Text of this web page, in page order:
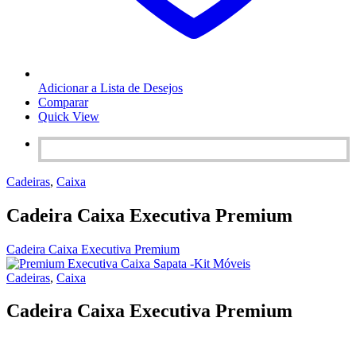
Adicionar a Lista de Desejos
Comparar
Quick View
Cadeiras, Caixa
Cadeira Caixa Executiva Premium
Cadeira Caixa Executiva Premium
Cadeiras, Caixa
Cadeira Caixa Executiva Premium